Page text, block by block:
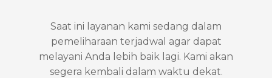
Saat ini layanan kami sedang dalam
pemeliharaan terjadwal agar dapat
melayani Anda lebih baik lagi. Kami akan
segera kembali dalam waktu dekat.